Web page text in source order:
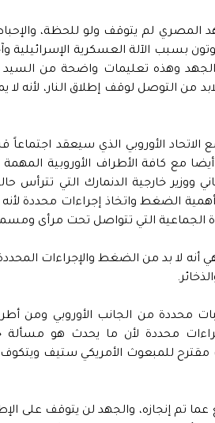
المصري لم يتوقف ولو للحظة،
بسبب الآلة العسكرية الإسرائيلية
الجهد وهذه تعليمات واضحة من
من التوصل لوقف إطلاق النار، لأنه
الأوروبي الذي سيعقد
أيضا مع كافة الأطراف الأوروبية المهمة
ووزير خارجية الدنمارك التي تترأس
أهمية الضغط واتخاذ إجراءات محددة
الجماعية التي تتواصل تحت مرأى
أنه لا بد من الضغط والإجراءات
محددة من الجانب الأوروبي ومن
محددة لأن ما يحدث هو مسألة
للمبعوث الأمريكي ستيف ويتكوف
عما تم إنجازه، والجهد لن يتوقف على